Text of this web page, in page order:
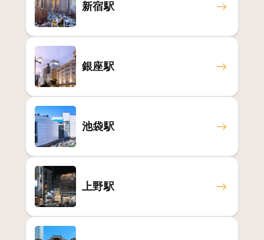
新宿駅
銀座駅
池袋駅
上野駅